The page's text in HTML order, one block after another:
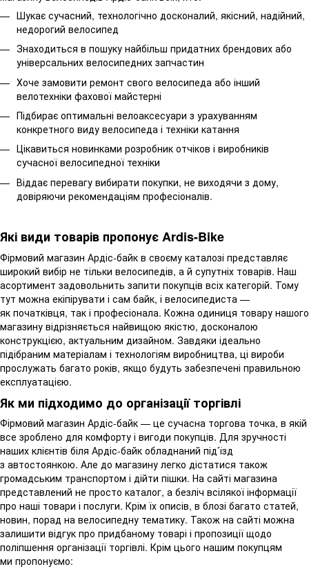
Шукає сучасний, технологічно досконалий, якісний, надійний,
недорогий велосипед
Знаходиться в пошуку найбільш придатних брендових або
універсальних велосипедних запчастин
Хоче замовити ремонт свого велосипеда або інший
велотехніки фахової майстерні
Підбирає оптимальні велоаксесуари з урахуванням
конкретного виду велосипеда і техніки катання
Цікавиться новинками розробник отчіков і виробників
сучасної велосипедної техніки
Віддає перевагу вибирати покупки, не виходячи з дому,
довіряючи рекомендаціям професіоналів.
Які види товарів пропонує Ardis-Bike
Фірмовий магазин Ардіс-байк в своєму каталозі представляє
широкий вибір не тільки велосипедів, а й супутніх товарів. Наш
асортимент задовольнить запити покупців всіх категорій. Тому
тут можна екіпірувати і сам байк, і велосипедиста —
як початківця, так і професіонала. Кожна одиниця товару нашого
магазину відрізняється найвищою якістю, досконалою
конструкцією, актуальним дизайном. Завдяки ідеально
підібраним матеріалам і технологіям виробництва, ці вироби
прослужать багато років, якщо будуть забезпечені правильною
експлуатацією.
Як ми підходимо до організації торгівлі
Фірмовий магазин Ардіс-байк — це сучасна торгова точка, в якій
все зроблено для комфорту і вигоди покупців. Для зручності
наших клієнтів біля Ардіс-байк обладнаний під’їзд
з автостоянкою. Але до магазину легко дістатися також
громадським транспортом і дійти пішки. На сайті магазина
представлений не просто каталог, а безліч всілякої інформації
про наші товари і послуги. Крім їх описів, в блозі багато статей,
новин, порад на велосипедну тематику. Також на сайті можна
залишити відгук про придбаному товарі і пропозиції щодо
поліпшення організації торгівлі. Крім цього нашим покупцям
ми пропонуємо: